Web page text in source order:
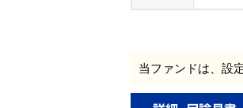
当ファンドは、設